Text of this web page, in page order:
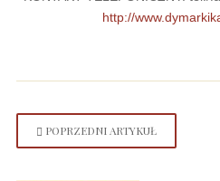
http://
POPRZEDNI ARTYKUŁ